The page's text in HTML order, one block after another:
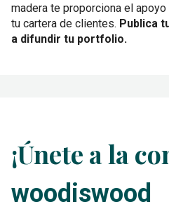
madera te proporciona el
tu cartera de clientes. Publica
a difundir tu portfolio.
¡Únete a la
woodiswood